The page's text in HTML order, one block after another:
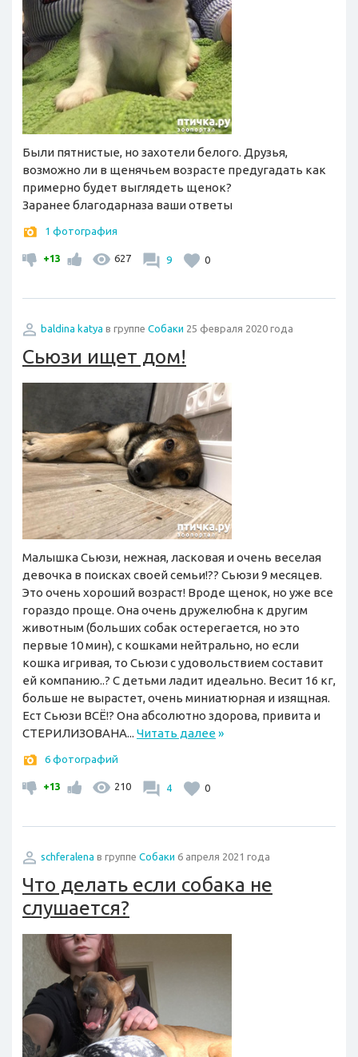
Были пятнистые, но захотели белого. Друзья,
возможно ли в щенячьем возрасте предугадать как
примерно будет выглядеть щенок?
Заранее благодарназа ваши ответы
1 фотография
+13 627 9 0
baldina katya в группе Собаки 25 февраля 2020 года
Сьюзи ищет дом!
Малышка Сьюзи, нежная, ласковая и очень веселая
девочка в поисках своей семьи!?? Сьюзи 9 месяцев.
Это очень хороший возраст! Вроде щенок, но уже все
гораздо проще. Она очень дружелюбна к другим
животным (больших собак остерегается, но это
первые 10 мин), с кошками нейтрально, но если
кошка игривая, то Сьюзи с удовольствием составит
ей компанию..? С детьми ладит идеально. Весит 16 кг,
больше не вырастет, очень миниатюрная и изящная.
Ест Сьюзи ВСЁ!? Она абсолютно здорова, привита и
СТЕРИЛИЗОВАНА... Читать далее»
6 фотографий
+13 210 4 0
schferalena в группе Собаки 6 апреля 2021 года
Что делать если собака не
слушается?